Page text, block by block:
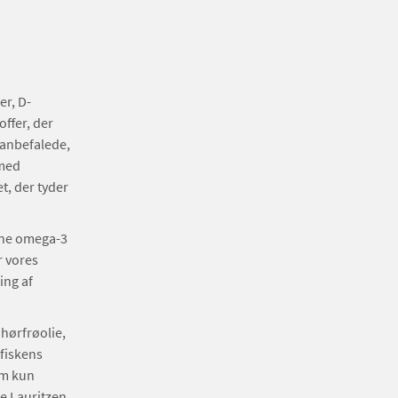
D-
der
der tyder
omega-3
vores
af
hørfrøolie,
kun